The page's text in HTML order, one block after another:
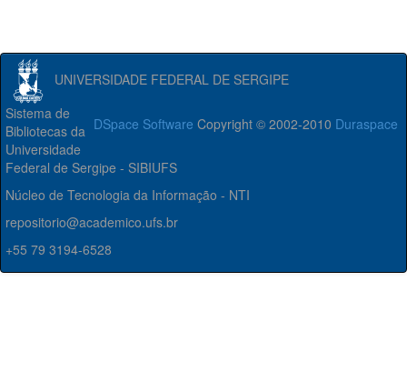
UNIVERSIDADE FEDERAL DE SERGIPE
DSpace Software Copyright © 2002-2010 Duraspace
Sistema de
Bibliotecas da
Universidade
Federal de Sergipe - SIBIUFS
Núcleo de Tecnologia da Informação - NTI
repositorio@academico.ufs.br
+55 79 3194-6528